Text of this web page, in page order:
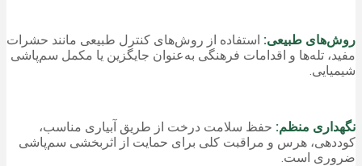
روش‌های طبیعی: استفاده از روش‌های کنترل طبیعی مانند حشرات
مفید، تله‌ها و اقدامات فرهنگی به‌عنوان جایگزین یا مکمل سم‌پاشی
شیمیایی.
نگهداری منظم: حفظ سلامت درخت از طریق آبیاری مناسب،
کوددهی، هرس و مراقبت کلی برای حمایت از اثربخشی سم‌پاشی
ضروری است.